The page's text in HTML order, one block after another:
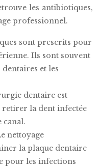
les antibiotiques,
professionnel.
sont prescrits pour
Ils sont souvent
et les
dentaire est
retirer la dent infectée
canal.
nettoyage
la plaque dentaire
pour les infections